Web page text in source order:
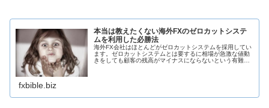
本当は教えたくない海外FXのゼロカットシステ
ムを利用した必勝法
海外FX会社はほとんどがゼロカットシステムを採用してい
ます。ゼロカットシステムとは要するに相場が急激な値動
きをしても顧客の残高がマイナスにならないという有難い
fxbible.biz